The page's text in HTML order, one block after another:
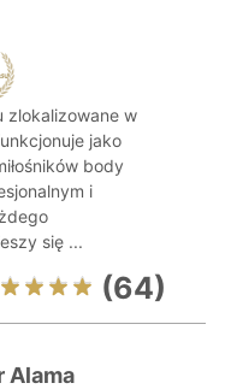
zlokalizowane w
jako
body
i
się ...
(64)
Alama